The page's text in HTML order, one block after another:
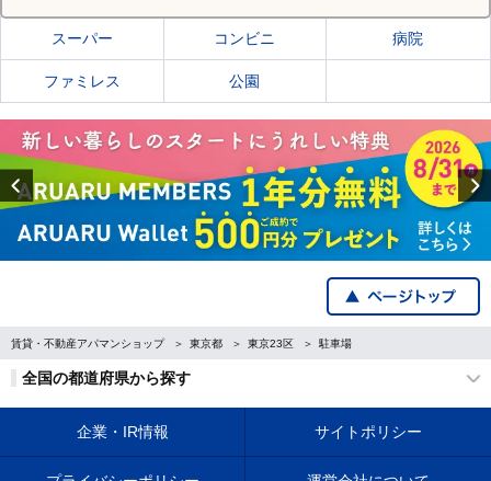
スーパー コンビニ 病院
ファミレス 公園
Previous
賃貸・不動産アパマンショップ 東京都 東京23区 駐車場
全国の都道府県から探す
企業・IR情報 サイトポリシー